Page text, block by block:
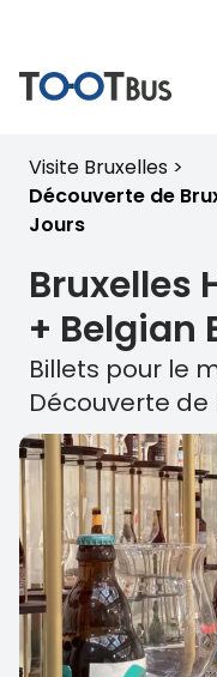
Visite Bruxelles
Découverte de
Jours
Bruxelles
+ Belgian
Billets pour le
Découverte de